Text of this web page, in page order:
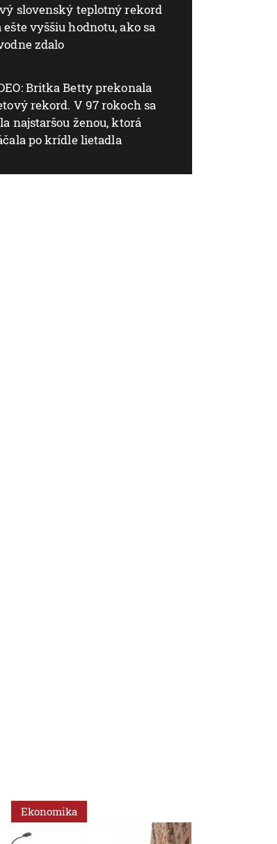
slovenský teplotný rekord
ešte vyššiu hodnotu, ako sa
zdalo
Britka Betty prekonala
rekord. V 97 rokoch sa
najstaršou ženou, ktorá
po krídle lietadla
Ekonomika